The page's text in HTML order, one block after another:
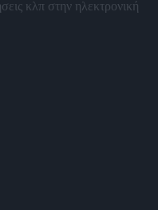
κλπ στην ηλεκτρονική